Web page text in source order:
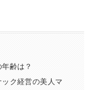
齢は？
ク経営の美人マ